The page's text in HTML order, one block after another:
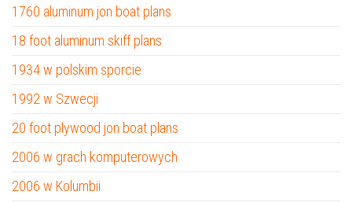
1760 aluminum jon boat plans
18 foot aluminum skiff plans
1934 w polskim sporcie
1992 w Szwecji
20 foot plywood jon boat plans
2006 w grach komputerowych
2006 w Kolumbii